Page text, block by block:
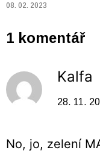
08. 02. 2023
1 komentář
Kalfa
28. 11.
No, jo, zelení